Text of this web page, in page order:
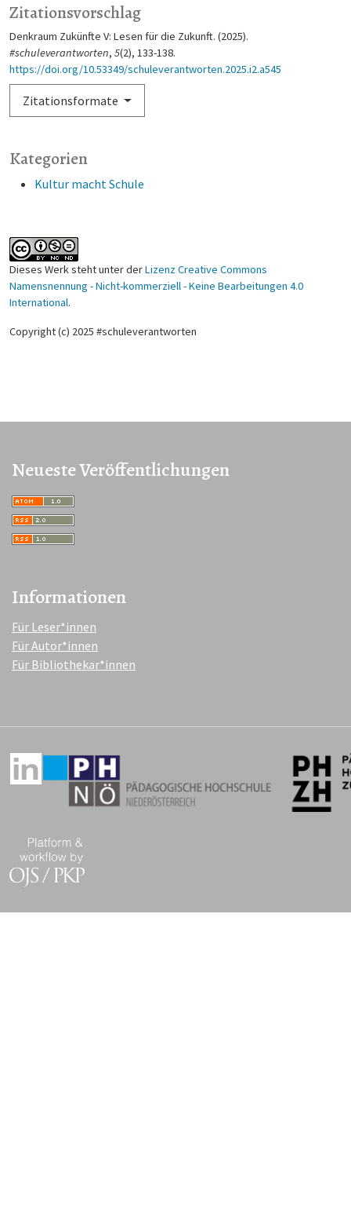
Kategorien
Kultur macht Schule
Zitationsvorschlag
Denkraum Zukünfte V: Lesen für die Zukunft. (2025).
#schuleverantworten, 5(2), 133-138.
https://doi.org/10.53349/schuleverantworten.2025.i2.a545
Zitationsformate
Dieses Werk steht unter derLizenz Creative Commons
Namensnennung - Nicht-kommerziell - Keine Bearbeitungen 4.0
International.
Copyright (c) 2025 #schuleverantworten
Neueste Veröffentlichungen
Informationen
Für Leser*innen
Für Autor*innen
Für Bibliothekar*innen